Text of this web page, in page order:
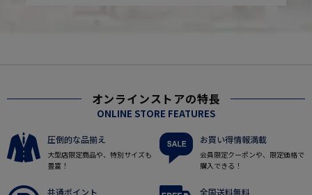
オンラインストアの特長
ONLINE STORE FEATURES
圧倒的な品揃え
大型店限定商品や、特別サイズも
豊富！
お買い得情報満載
会員限定クーポンや、限定価格で
購入できる！
共通ポイント 全国送料無料